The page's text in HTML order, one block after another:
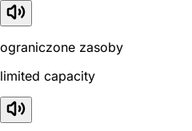
ograniczone zasoby
limited capacity